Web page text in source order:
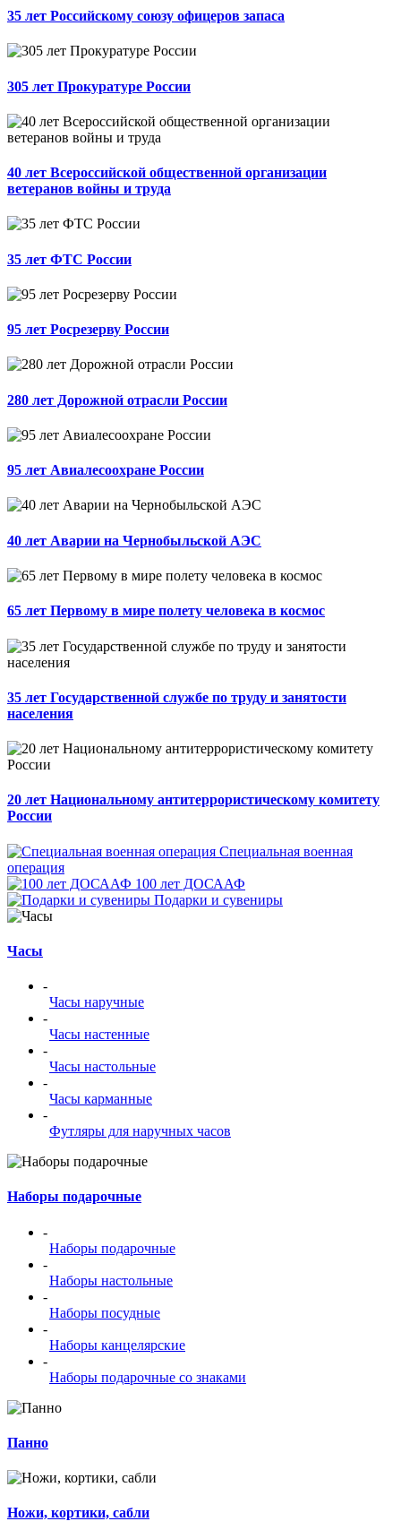
35 лет Российскому союзу офицеров запаса
305 лет Прокуратуре России
40 лет Всероссийской общественной организации
ветеранов войны и труда
35 лет ФТС России
95 лет Росрезерву России
280 лет Дорожной отрасли России
95 лет Авиалесоохране России
40 лет Аварии на Чернобыльской АЭС
65 лет Первому в мире полету человека в космос
35 лет Государственной службе по труду и занятости
населения
20 лет Национальному антитеррористическому комитету
России
Специальная военная
операция
100 лет ДОСААФ
Подарки и сувениры
Часы
-
Часы наручные
-
Часы настенные
-
Часы настольные
-
Часы карманные
-
Футляры для наручных часов
Наборы подарочные
-
Наборы подарочные
-
Наборы настольные
-
Наборы посудные
-
Наборы канцелярские
-
Наборы подарочные со знаками
Панно
Ножи, кортики, сабли